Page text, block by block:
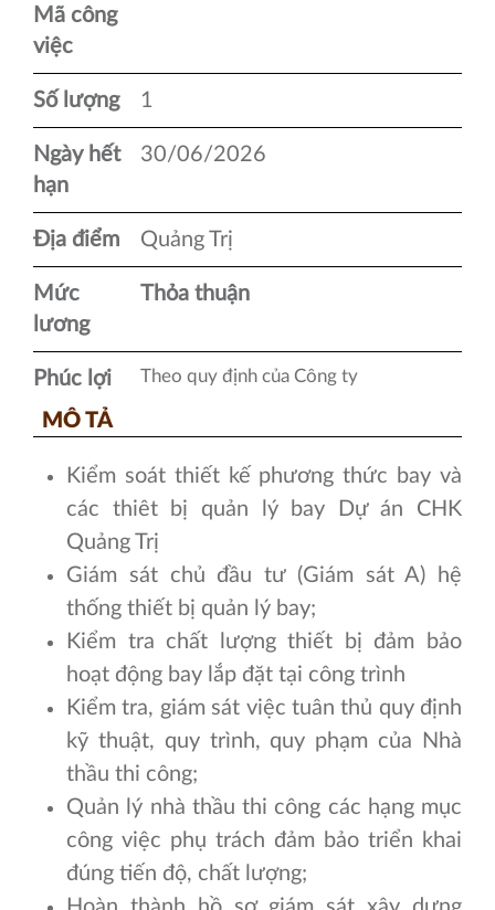
Mã công
việc
Số lượng 1
Ngày hết
hạn
30/06/2026
Địa điểm Quảng Trị
Mức
lương
Thỏa thuận
Phúc lợi Theo quy định của Công ty
MÔ TẢ
Kiểm soát thiết kế phương thức bay và
các thiêt bị quản lý bay Dự án CHK
Quảng Trị
Giám sát chủ đầu tư (Giám sát A) hệ
thống thiết bị quản lý bay;
Kiểm tra chất lượng thiết bị đảm bảo
hoạt động bay lắp đặt tại công trình
Kiểm tra, giám sát việc tuân thủ quy định
kỹ thuật, quy trình, quy phạm của Nhà
thầu thi công;
Quản lý nhà thầu thi công các hạng mục
công việc phụ trách đảm bảo triển khai
đúng tiến độ, chất lượng;